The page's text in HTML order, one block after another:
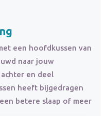
een hoofdkussen van
naar jouw
en deel
heeft bijgedragen
betere slaap of meer